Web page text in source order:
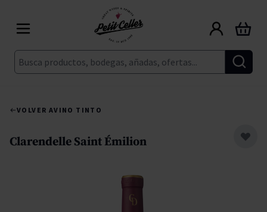
Buscar
Carrito
VOLVER AVINO TINTO
Clarendelle Saint Émilion